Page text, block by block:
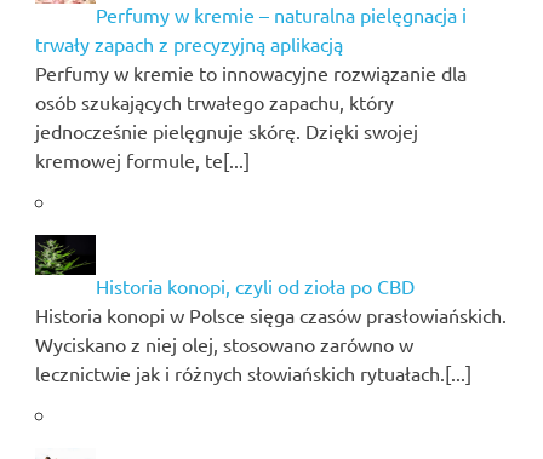
Perfumy w kremie – naturalna pielęgnacja i
trwały zapach z precyzyjną aplikacją
Perfumy w kremie to innowacyjne rozwiązanie dla
osób szukających trwałego zapachu, który
jednocześnie pielęgnuje skórę. Dzięki swojej
kremowej formule, te[...]
Historia konopi, czyli od zioła po CBD
Historia konopi w Polsce sięga czasów prasłowiańskich.
Wyciskano z niej olej, stosowano zarówno w
lecznictwie jak i różnych słowiańskich rytuałach.[...]